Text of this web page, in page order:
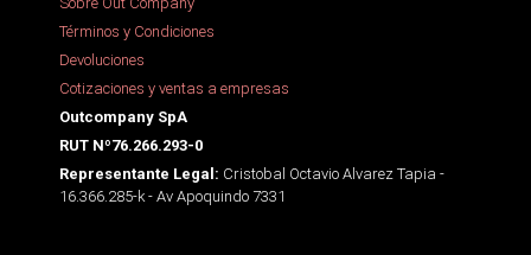
Términos y Condiciones
Devoluciones
Cotizaciones y ventas a empresas
Outcompany SpA
RUT Nº76.266.293-0
Representante Legal: Cristobal Octavio Alvarez Tapia -
16.366.285-k - Av Apoquindo 7331